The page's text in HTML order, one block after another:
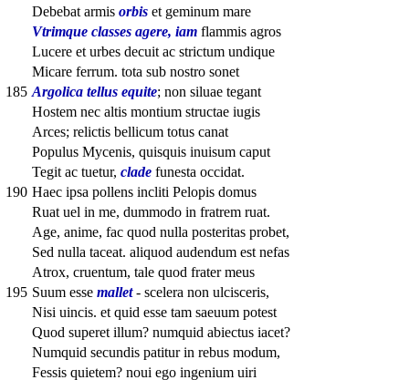
Debebat armis orbis et geminum mare
Vtrimque classes agere, iam flammis agros
Lucere et urbes decuit ac strictum undique
Micare ferrum. tota sub nostro sonet
185 Argolica tellus equite; non siluae tegant
Hostem nec altis montium structae iugis
Arces; relictis bellicum totus canat
Populus Mycenis, quisquis inuisum caput
Tegit ac tuetur, clade funesta occidat.
190 Haec ipsa pollens incliti Pelopis domus
Ruat uel in me, dummodo in fratrem ruat.
Age, anime, fac quod nulla posteritas probet,
Sed nulla taceat. aliquod audendum est nefas
Atrox, cruentum, tale quod frater meus
195 Suum esse mallet- scelera non ulcisceris,
Nisi uincis. et quid esse tam saeuum potest
Quod superet illum? numquid abiectus iacet?
Numquid secundis patitur in rebus modum,
Fessis quietem? noui ego ingenium uiri